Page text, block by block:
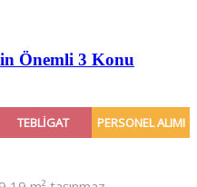
Önemli 3 Konu